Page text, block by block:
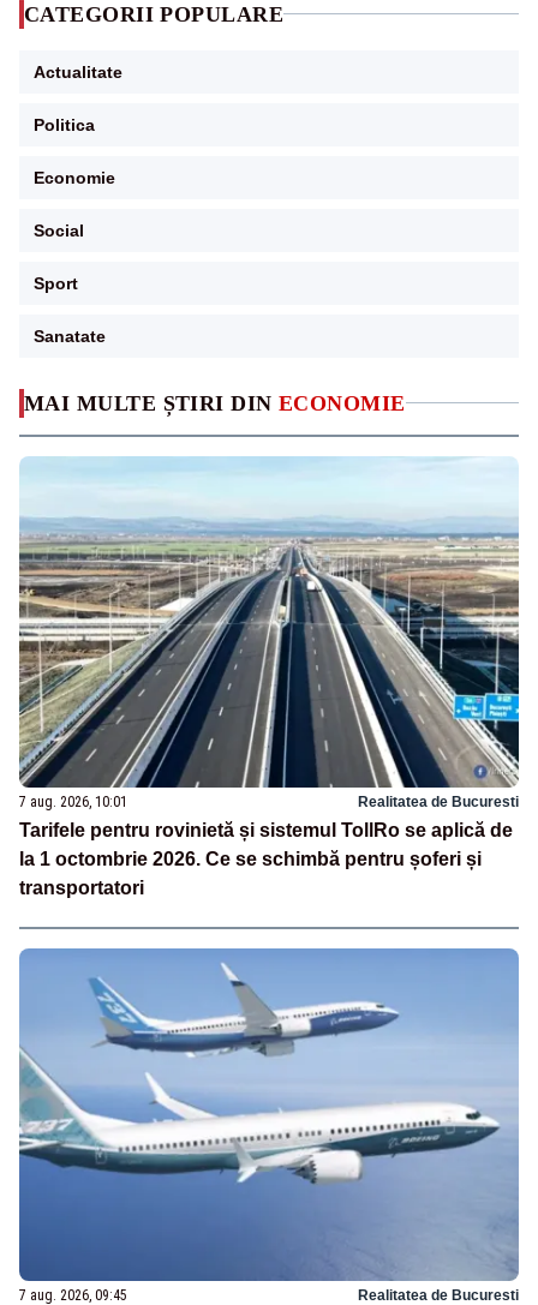
MAI MULTE ȘTIRI DIN ECONOMIE
7 aug. 2026, 10:01 Realitatea de Bucuresti
Tarifele pentru rovinietă și sistemul TollRo se aplică de
la 1 octombrie 2026. Ce se schimbă pentru șoferi și
transportatori
7 aug. 2026, 09:45 Realitatea de Bucuresti
CATEGORII POPULARE
Actualitate
Politica
Economie
Social
Sport
Sanatate